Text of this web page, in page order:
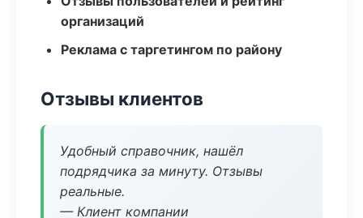
организаций
Реклама с таргетингом по району
Отзывы клиентов
Удобный справочник, нашёл
подрядчика за минуту. Отзывы
реальные.
— Клиент компании